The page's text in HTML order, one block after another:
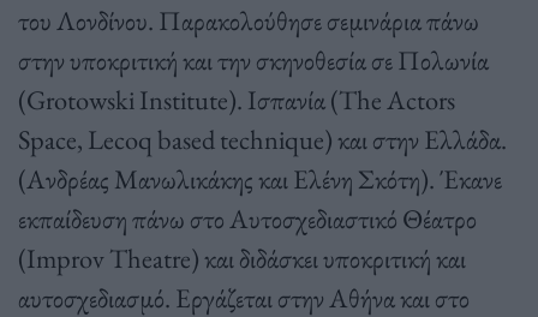
του Λονδίνου. Παρακολούθησε σεμινάρια πάνω
στην υποκριτική και την σκηνοθεσία σε Πολωνία
(Grotowski Institute). Ισπανία (The Actors
Space, Lecoq based technique) και στην Ελλάδα.
(Ανδρέας Μανωλικάκης και Ελένη Σκότη). Έκανε
εκπαίδευση πάνω στο Αυτοσχεδιαστικό Θέατρο
(Improv Theatre) και διδάσκει υποκριτική και
αυτοσχεδιασμό. Εργάζεται στην Αθήνα και στο